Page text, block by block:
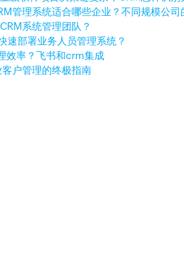
管理系统适合哪些企业？不同规模公司
系统管理团队？
速部署业务人员管理系统？
效率？飞书和crm集成
户管理的终极指南